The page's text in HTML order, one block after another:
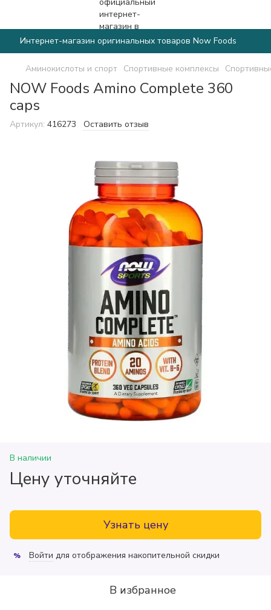
Интернет-магазин оригинальных товаров Now Foods
Аминокислоты и спорт Спортивные комплексы
NOW Foods Amino Complete 360
caps
Артикул: 416273 Оставить отзыв
В наличии
Цену уточняйте
Узнать цену
% Войти для отображения накопительной скидки
В избранное